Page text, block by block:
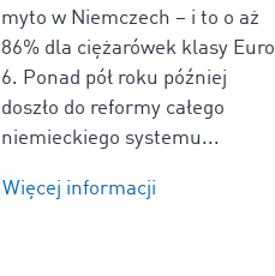
myto w Niemczech – i to o aż
86% dla ciężarówek klasy Euro
6. Ponad pół roku później
doszło do reformy całego
niemieckiego systemu...
Więcej informacji